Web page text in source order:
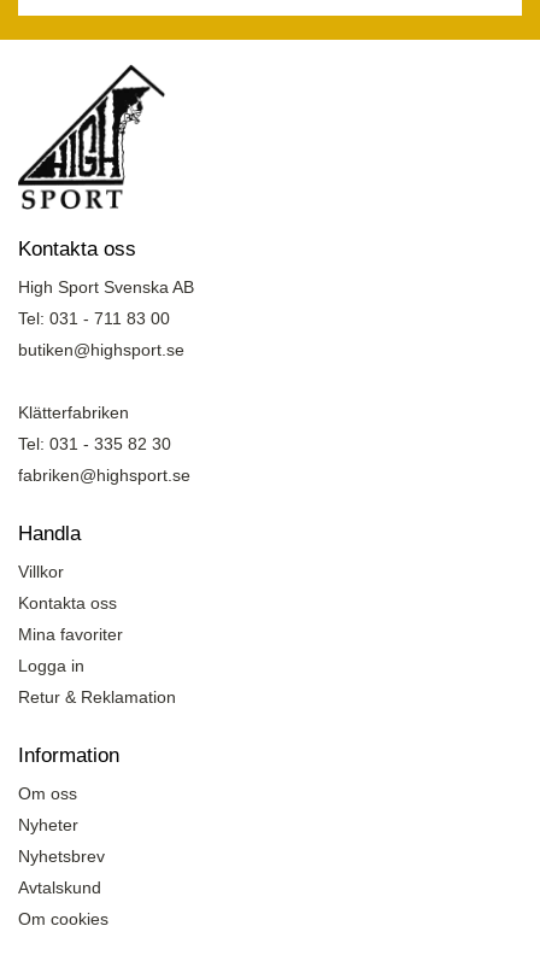
Kontakta oss
High Sport Svenska AB
Tel: 031 - 711 83 00
butiken@highsport.se
Klätterfabriken
Tel: 031 - 335 82 30
fabriken@highsport.se
Handla
Villkor
Kontakta oss
Mina favoriter
Logga in
Retur & Reklamation
Information
Om oss
Nyheter
Nyhetsbrev
Avtalskund
Om cookies